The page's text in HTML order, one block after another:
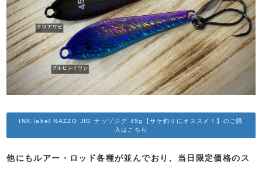
INX.label NAZZO JIG ナッゾジグ 45g【サケ釣りにオススメ！】のご購
入はこちら
他にもルアー・ロッド各種が並んでおり、当日限定価格のス